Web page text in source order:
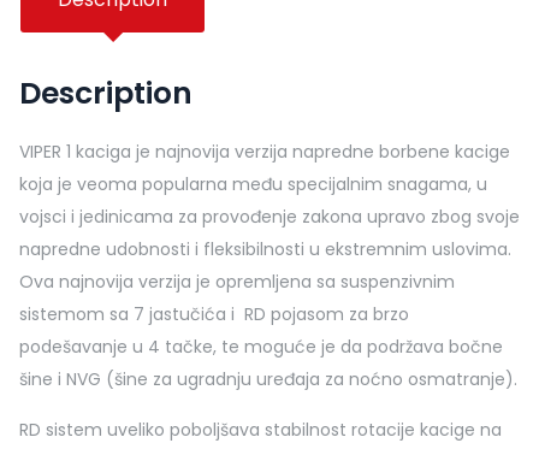
Description
VIPER 1 kaciga je najnovija verzija napredne borbene kacige
koja je veoma popularna među specijalnim snagama, u
vojsci i jedinicama za provođenje zakona upravo zbog svoje
napredne udobnosti i fleksibilnosti u ekstremnim uslovima.
Ova najnovija verzija je opremljena sa suspenzivnim
sistemom sa 7 jastučića i RD pojasom za brzo
podešavanje u 4 tačke, te moguće je da podržava bočne
šine i NVG (šine za ugradnju uređaja za noćno osmatranje).
RD sistem uveliko poboljšava stabilnost rotacije kacige na